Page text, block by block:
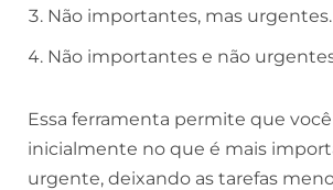
Não importantes, mas urgentes.
Não importantes e não
Essa ferramenta permite que
inicialmente no que é mais
urgente, deixando as tarefas